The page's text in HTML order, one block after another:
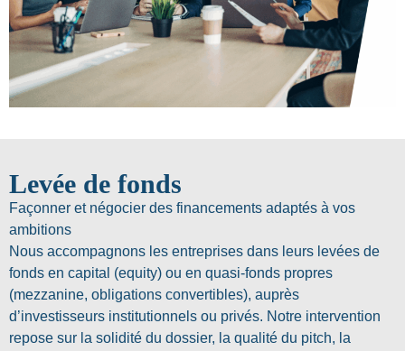
Levée de fonds
Façonner et négocier des financements adaptés à vos
ambitions
Nous accompagnons les entreprises dans leurs levées de
fonds en capital (equity) ou en quasi-fonds propres
(mezzanine, obligations convertibles), auprès
d’investisseurs institutionnels ou privés. Notre intervention
repose sur la solidité du dossier, la qualité du pitch, la